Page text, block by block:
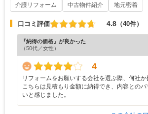
介護リフォーム
中古物件紹介 地元密着
口コミ評価 4.8 （40件）
『納得の価格』が良かった
（50代／女性）
4
リフォームをお願いする会社を選ぶ際、何社か
こちらは見積もり金額に納得でき、内容との
いと感じました。